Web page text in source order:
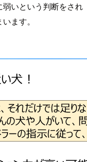
いという判断をされ
ます。